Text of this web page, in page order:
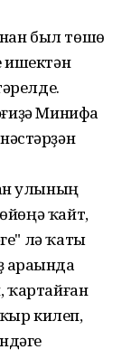
был төшө
ишектән
Минифа
улының
ҡайт,
лә ҡаты
араһында
ҡартайған
килеп,